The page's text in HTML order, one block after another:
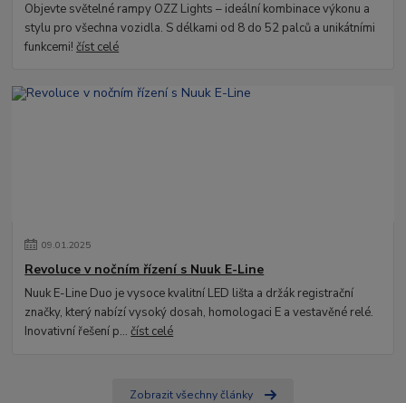
Objevte světelné rampy OZZ Lights – ideální kombinace výkonu a
stylu pro všechna vozidla. S délkami od 8 do 52 palců a unikátními
funkcemi!číst celé
09.01.2025
Revoluce v nočním řízení s Nuuk E-Line
Nuuk E-Line Duo je vysoce kvalitní LED lišta a držák registrační
značky, který nabízí vysoký dosah, homologaci E a vestavěné relé.
Inovativní řešení p...číst celé
Zobrazit všechny články